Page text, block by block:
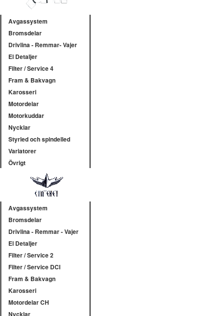
Avgassystem
Bromsdelar
Drivlina - Remmar- Vajer
El Detaljer
Filter / Service 4
Fram & Bakvagn
Karosseri
Motordelar
Motorkuddar
Nycklar
Styrled och spindelled
Variatorer
Övrigt
Avgassystem
Bromsdelar
Drivlina - Remmar - Vajer
El Detaljer
Filter / Service 2
Filter / Service DCI
Fram & Bakvagn
Karosseri
Motordelar CH
Nycklar